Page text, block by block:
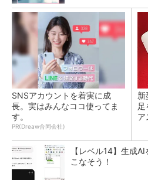
SNSアカウントを着実に成
長。実はみんなココ使ってま
す。
PR(Dreaw合同会社)
新
ア
【レベル14】生成
こなそう！